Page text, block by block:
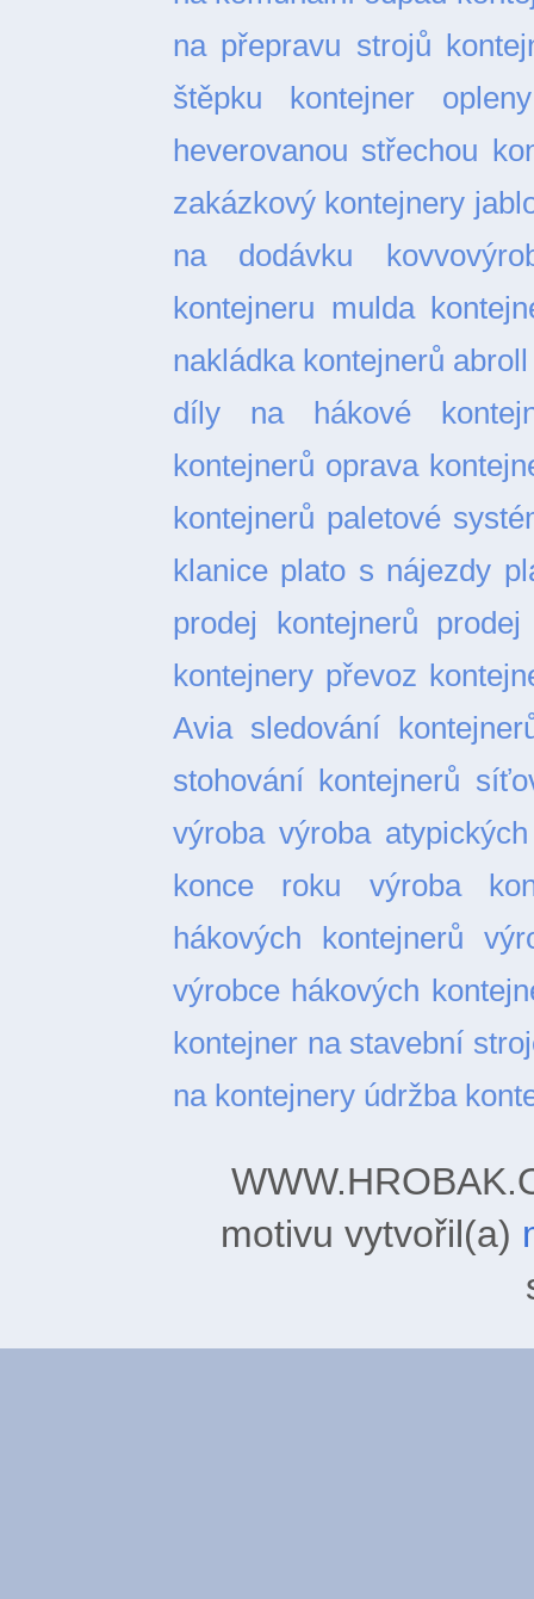
na přepravu strojů
štěpku
kontejner opleny
heverovanou střechou
zakázkový kontejnery
na dodávku
kontejneru mulda
nakládka kontejnerů abroll
díly na hákové
kontejnerů oprava
kontejnerů paletové
klanice plato s nájezdy
prodej kontejnerů
kontejnery převoz
Avia sledování
stohování kontejnerů
výroba výroba
konce roku
výroba
hákových kontejnerů
výrobce hákových
kontejner na stavební
na kontejnery údržba
motivu vytvořil(a)